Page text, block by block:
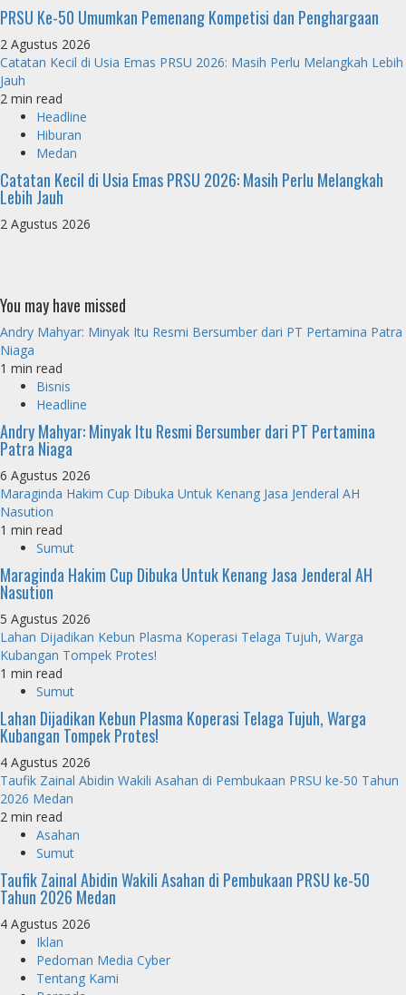
PRSU Ke-50 Umumkan Pemenang Kompetisi dan Penghargaan
2 Agustus 2026
Catatan Kecil di Usia Emas PRSU 2026: Masih Perlu Melangkah Lebih
Jauh
2 min read
Headline
Hiburan
Medan
Catatan Kecil di Usia Emas PRSU 2026: Masih Perlu Melangkah
Lebih Jauh
2 Agustus 2026
You may have missed
Andry Mahyar: Minyak Itu Resmi Bersumber dari PT Pertamina Patra
Niaga
1 min read
Bisnis
Headline
Andry Mahyar: Minyak Itu Resmi Bersumber dari PT Pertamina
Patra Niaga
6 Agustus 2026
Maraginda Hakim Cup Dibuka Untuk Kenang Jasa Jenderal AH
Nasution
1 min read
Sumut
Maraginda Hakim Cup Dibuka Untuk Kenang Jasa Jenderal AH
Nasution
5 Agustus 2026
Lahan Dijadikan Kebun Plasma Koperasi Telaga Tujuh, Warga
Kubangan Tompek Protes!
1 min read
Sumut
Lahan Dijadikan Kebun Plasma Koperasi Telaga Tujuh, Warga
Kubangan Tompek Protes!
4 Agustus 2026
Taufik Zainal Abidin Wakili Asahan di Pembukaan PRSU ke-50 Tahun
2026 Medan
2 min read
Asahan
Sumut
Taufik Zainal Abidin Wakili Asahan di Pembukaan PRSU ke-50
Tahun 2026 Medan
4 Agustus 2026
Iklan
Pedoman Media Cyber
Tentang Kami